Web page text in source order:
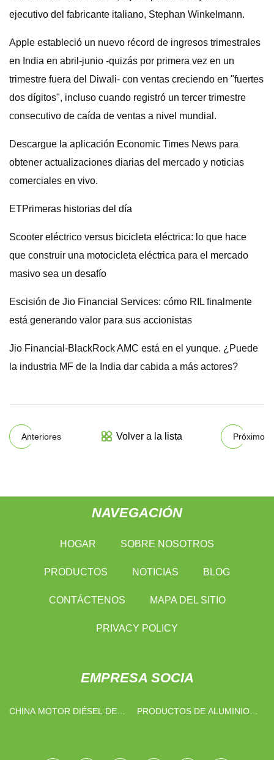
ejecutivo del fabricante italiano, Stephan Winkelmann.
Apple estableció un nuevo récord de ingresos trimestrales
en India en abril-junio -quizás por primera vez en un
trimestre fuera del Diwali- con ventas creciendo en "fuertes
dos dígitos", incluso cuando registró un tercer trimestre
consecutivo de caída de ventas a nivel mundial.
Descargue la aplicación Economic Times News para
obtener actualizaciones diarias del mercado y noticias
comerciales en vivo.
ETPrimeras historias del día
Scooter eléctrico versus bicicleta eléctrica: lo que hace
que construir una motocicleta eléctrica para el mercado
masivo sea un desafío
Escisión de Jio Financial Services: cómo RIL finalmente
está generando valor para sus accionistas
Jio Financial-BlackRock AMC está en el yunque. ¿Puede
la industria MF de la India dar cabida a más actores?
Anteriores Volver a la lista Próximo
NAVEGACIÓN
HOGAR SOBRE NOSOTROS
PRODUCTOS NOTICIAS BLOG
CONTÁCTENOS MAPA DEL SITIO
PRIVACY POLICY
EMPRESA SOCIA
CHINA MOTOR DIÉSEL DE
PRODUCTOS DE ALUMINIO